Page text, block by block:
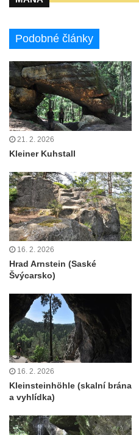
Podobné články
21. 2. 2026
Kleiner Kuhstall
16. 2. 2026
Hrad Arnstein (Saské
Švýcarsko)
16. 2. 2026
Kleinsteinhöhle (skalní brána
a vyhlídka)